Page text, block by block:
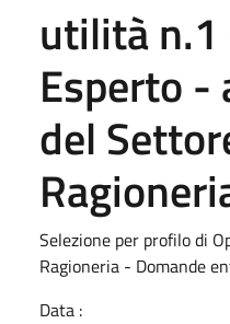
utilità n.1
Esperto -
del
Selezione per profilo di
Ragioneria - Domande
Data :